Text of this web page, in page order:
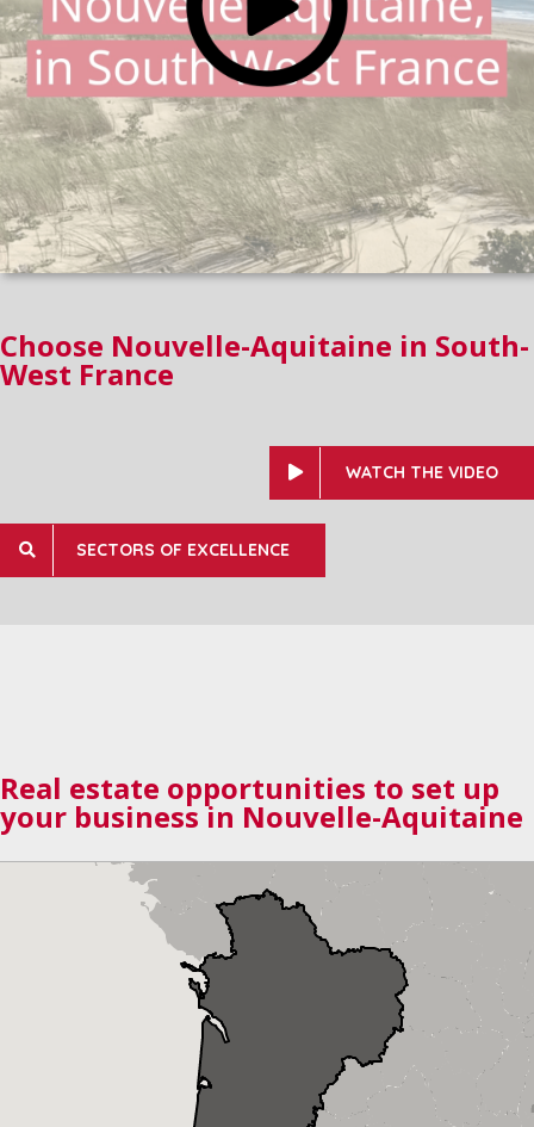
Choose Nouvelle-Aquitaine in South-
West France
WATCH THE VIDEO
SECTORS OF EXCELLENCE
Real estate opportunities to set up
your business in Nouvelle-Aquitaine